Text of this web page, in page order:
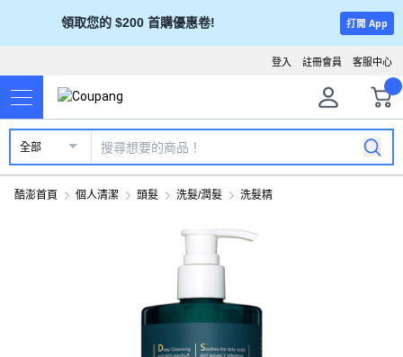
領取您的 $200 首購優惠卷! 打開 App
客服中心
註冊會員
登入
全部
酷澎首頁 個人清潔 頭髮 洗髮/潤髮 洗髮精